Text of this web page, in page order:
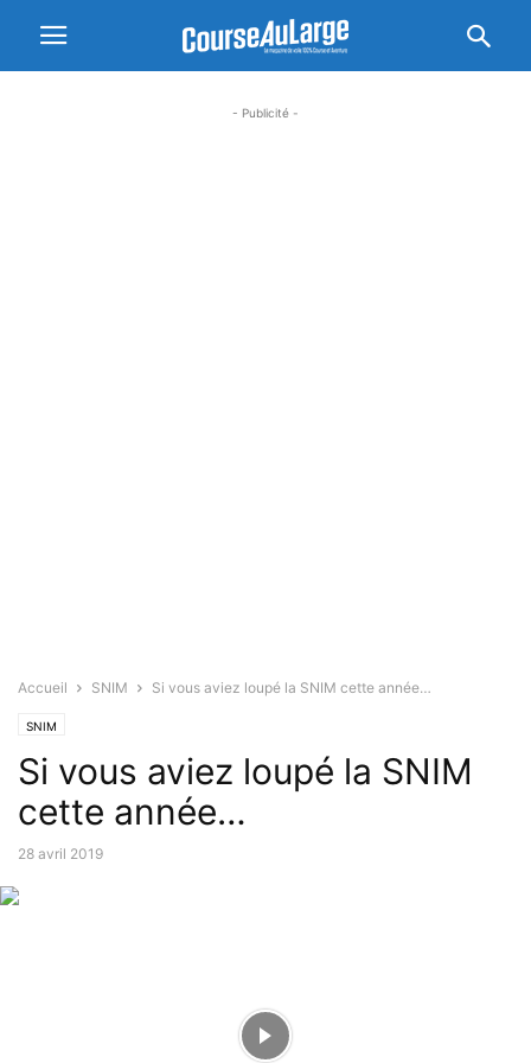
- Publicité -
Accueil SNIM Si vous aviez loupé la SNIM cette année…
SNIM
Si vous aviez loupé la SNIM
cette année…
28 avril 2019